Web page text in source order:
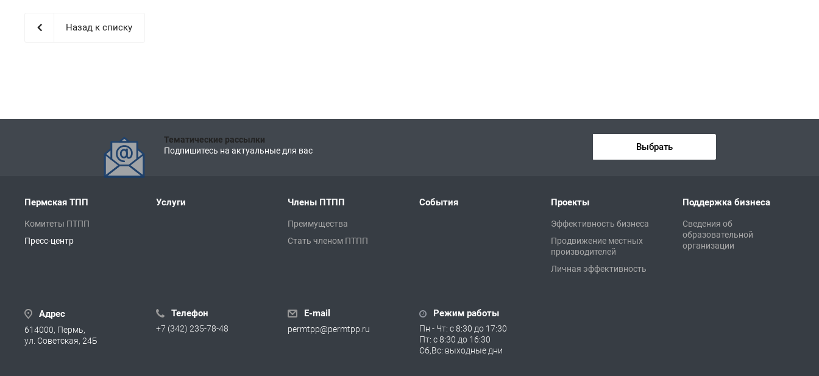
Назад к списку
Тематические рассылки
Подпишитесь на актуальные для вас
Выбрать
Пермская ТПП
Комитеты ПТПП
Пресс-центр
Услуги Члены ПТПП
Преимущества
Стать членом ПТПП
События Проекты
Эффективность бизнеса
Продвижение местных
производителей
Личная эффективность
Поддержка бизнеса
Сведения об
образовательной
организации
Адрес
614000, Пермь,
ул. Советская, 24Б
Телефон
+7 (342) 235-78-48
E-mail
permtpp@permtpp.ru
Режим работы
Пн - Чт: с 8:30 до 17:30
Пт: с 8:30 до 16:30
Сб,Вс: выходные дни